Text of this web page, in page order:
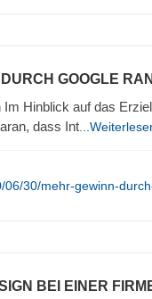
GOOGLE
Hinblick auf das
dass Int
30/mehr-gewinn-
BEI EINER